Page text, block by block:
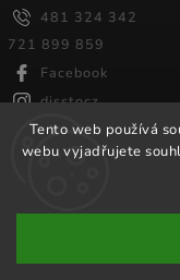
Tento web používá
webu vyjadřujete
481 324 342
721 899 859
Facebook
disstocz